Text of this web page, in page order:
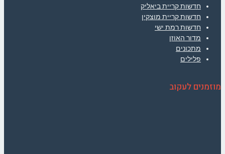
חדשות קריית ביאליק
חדשות קריית מוצקין
חדשות רמת ישי
מדור האוזן
מתכונים
פלילים
מוזמנים לעקוב